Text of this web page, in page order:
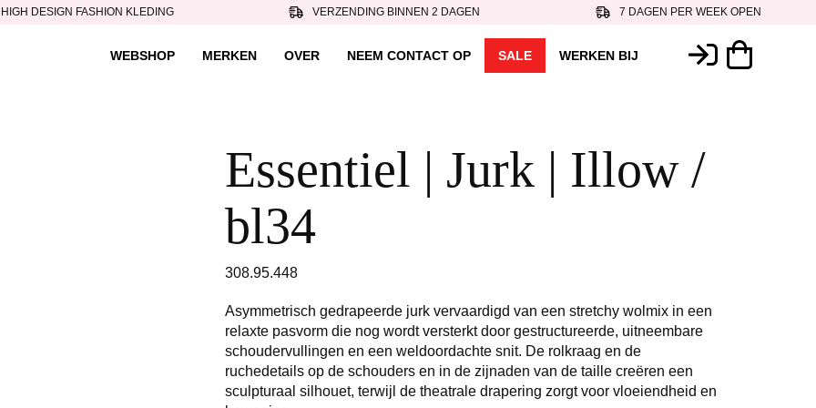
HIGH DESIGN FASHION KLEDING VERZENDING BINNEN 2 DAGEN 7 DAGEN PER WEEK OPEN
WEBSHOP MERKEN OVER NEEM CONTACT OP SALE WERKEN BIJ
Essentiel | Jurk | Illow /
bl34
308.95.448
Asymmetrisch gedrapeerde jurk vervaardigd van een stretchy wolmix in een
relaxte pasvorm die nog wordt versterkt door gestructureerde, uitneembare
schoudervullingen en een weldoordachte snit. De rolkraag en de
ruchedetails op de schouders en in de zijnaden van de taille creëren een
sculpturaal silhouet, terwijl de theatrale drapering zorgt voor vloeiendheid en